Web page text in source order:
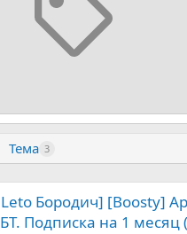
Тема 3
Бородич] [Boosty]
Подписка на 1 месяц